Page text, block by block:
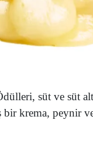
süt ve süt
bir krema, peynir